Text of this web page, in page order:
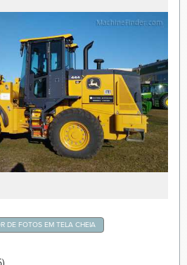
DE FOTOS EM TELA CHEIA